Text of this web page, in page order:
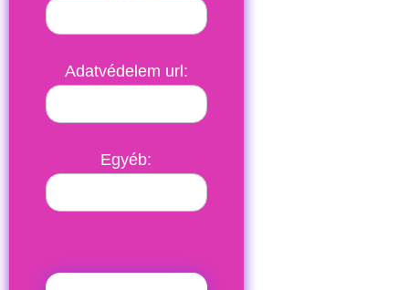
Adatvédelem url:
Egyéb: